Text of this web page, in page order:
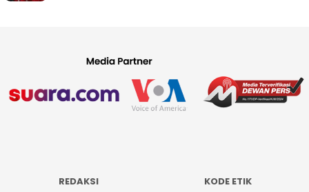
REDAKSI
KODE ETIK